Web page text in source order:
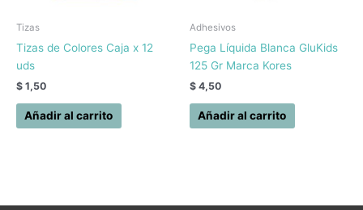
Tizas
Tizas de Colores Caja x 12
uds
$ 1,50
Añadir al carrito
Adhesivos
Pega Líquida Blanca GluKids
125 Gr Marca Kores
$ 4,50
Añadir al carrito